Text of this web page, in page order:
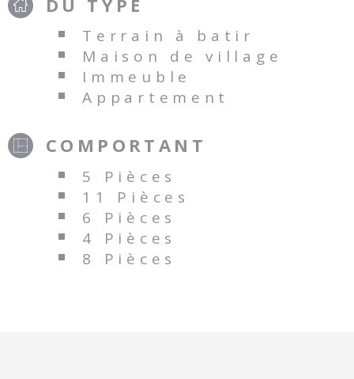
Terrain à batir
Maison de village
Immeuble
Appartement
COMPORTANT
5 Pièces
11 Pièces
6 Pièces
4 Pièces
8 Pièces